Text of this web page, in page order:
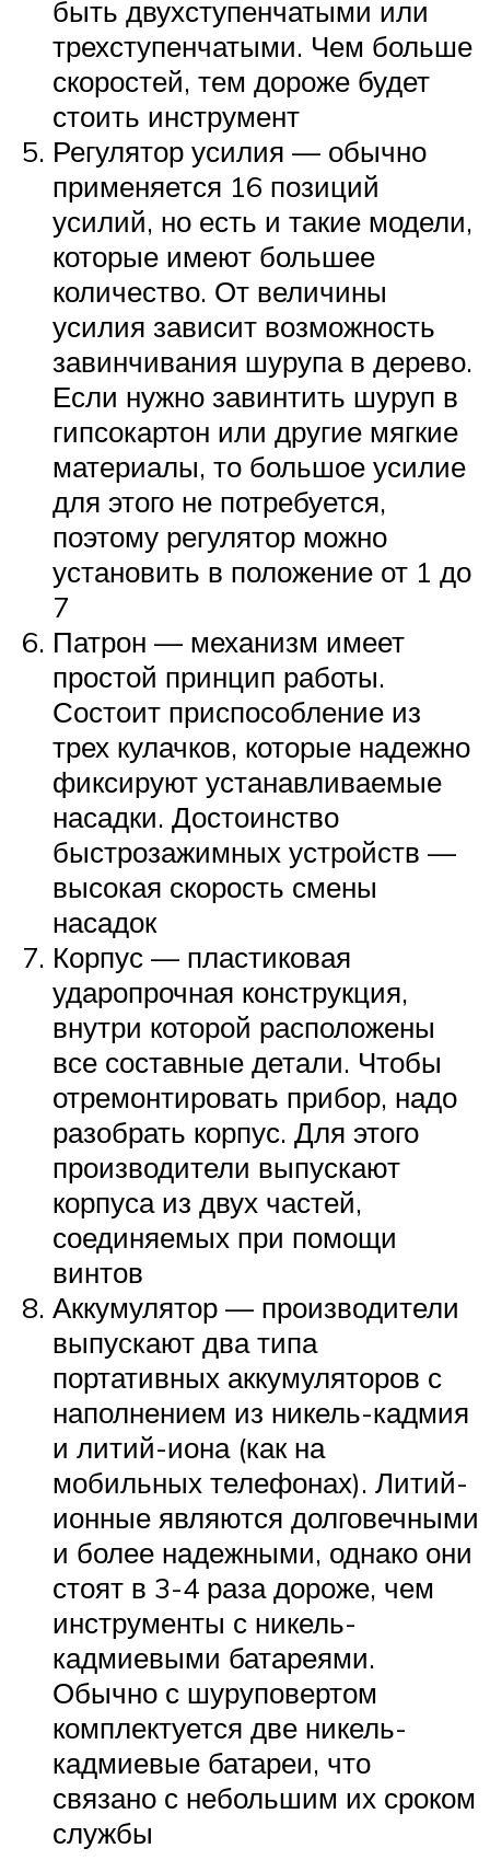
быть двухступенчатыми или
трехступенчатыми. Чем больше
скоростей, тем дороже будет
стоить инструмент
Регулятор усилия — обычно
применяется 16 позиций
усилий, но есть и такие модели,
которые имеют большее
количество. От величины
усилия зависит возможность
завинчивания шурупа в дерево.
Если нужно завинтить шуруп в
гипсокартон или другие мягкие
материалы, то большое усилие
для этого не потребуется,
поэтому регулятор можно
установить в положение от 1 до
7
Патрон — механизм имеет
простой принцип работы.
Состоит приспособление из
трех кулачков, которые надежно
фиксируют устанавливаемые
насадки. Достоинство
быстрозажимных устройств —
высокая скорость смены
насадок
Корпус — пластиковая
ударопрочная конструкция,
внутри которой расположены
все составные детали. Чтобы
отремонтировать прибор, надо
разобрать корпус. Для этого
производители выпускают
корпуса из двух частей,
соединяемых при помощи
винтов
Аккумулятор — производители
выпускают два типа
портативных аккумуляторов с
наполнением из никель-кадмия
и литий-иона (как на
мобильных телефонах). Литий-
ионные являются долговечными
и более надежными, однако они
стоят в 3-4 раза дороже, чем
инструменты с никель-
кадмиевыми батареями.
Обычно с шуруповертом
комплектуется две никель-
кадмиевые батареи, что
связано с небольшим их сроком
службы